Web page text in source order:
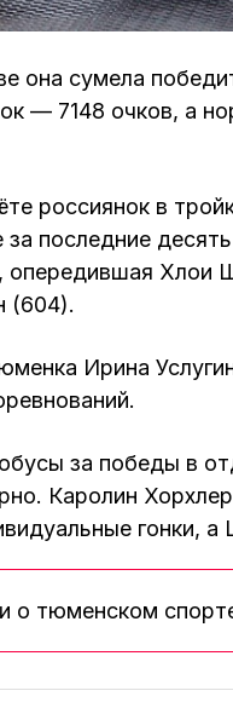
она сумела
— 7148 очков, а
россиянок в
последние
опередившая Хлои
(604).
Ирина
за победы в
Каролин
гонки,
о тюменском